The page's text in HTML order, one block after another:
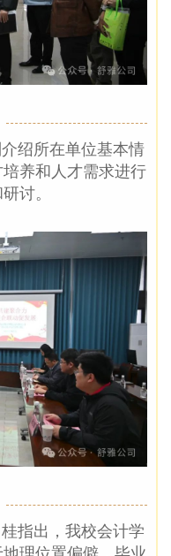
绍所在单位基本情
养和人才需求进行
讨。
指出，我校会计学